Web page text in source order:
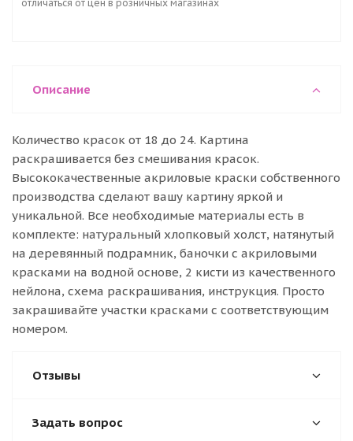
отличаться от цен в розничных магазинах
Описание
Количество красок от 18 до 24. Картина
раскрашивается без смешивания красок.
Высококачественные акриловые краски собственного
производства сделают вашу картину яркой и
уникальной. Все необходимые материалы есть в
комплекте: натуральный хлопковый холст, натянутый
на деревянный подрамник, баночки с акриловыми
красками на водной основе, 2 кисти из качественного
нейлона, схема раскрашивания, инструкция. Просто
закрашивайте участки красками с соответствующим
номером.
Отзывы
Задать вопрос